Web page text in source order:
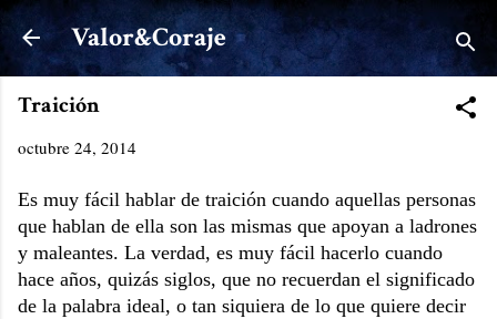
Ir al contenido principal
Valor&Coraje
Traición
octubre 24, 2014
Es muy fácil hablar de traición cuando aquellas personas
que hablan de ella son las mismas que apoyan a ladrones
y maleantes. La verdad, es muy fácil hacerlo cuando
hace años, quizás siglos, que no recuerdan el significado
de la palabra ideal, o tan siquiera de lo que quiere decir